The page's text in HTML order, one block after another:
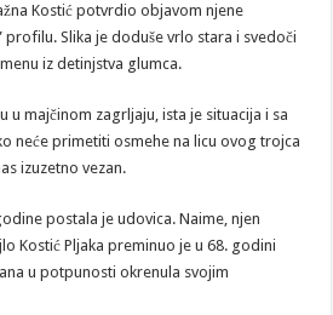
Kostić potvrdio objavom njene
Slika je doduše vrlo stara i svedoči
iz detinjstva glumca.
u majčinom zagrljaju, ista je situacija i sa
neće primetiti osmehe na licu ovog trojca
izuzetno vezan.
postala je udovica. Naime, njen
Kostić Pljaka preminuo je u 68. godini
u potpunosti okrenula svojim